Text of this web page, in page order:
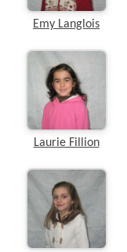
Emy Langlois
Laurie Fillion